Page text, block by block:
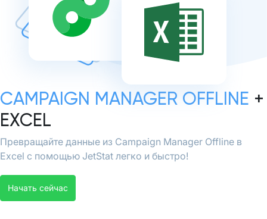
CAMPAIGN MANAGER OFFLINE +
EXCEL
Превращайте данные из Campaign Manager Offline в
Excel с помощью JetStat легко и быстро!
Начать сейчас